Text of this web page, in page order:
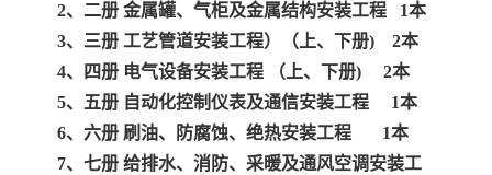
2、二册 金属罐、气柜及金属结构安装工程 1本
3、三册 工艺管道安装工程）（上、下册) 2本
4、四册 电气设备安装工程 （上、下册) 2本
5、五册 自动化控制仪表及通信安装工程 1本
6、六册 刷油、防腐蚀、绝热安装工程 1本
7、七册 给排水、消防、采暖及通风空调安装工
电力工程预算概算定额 重庆市建设工程计价定额
江苏省建设工程计价定额 深圳市建设工程消耗量定
额
四川省清单定额 河南省建设工程预算定额